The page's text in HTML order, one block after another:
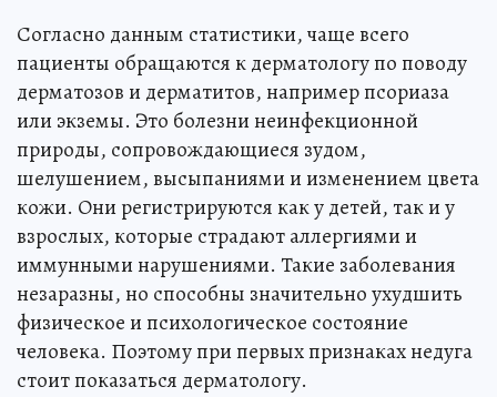
Согласно данным статистики, чаще всего
пациенты обращаются к дерматологу по поводу
дерматозов и дерматитов, например псориаза
или экземы. Это болезни неинфекционной
природы, сопровождающиеся зудом,
шелушением, высыпаниями и изменением цвета
кожи. Они регистрируются как у детей, так и у
взрослых, которые страдают аллергиями и
иммунными нарушениями. Такие заболевания
незаразны, но способны значительно ухудшить
физическое и психологическое состояние
человека. Поэтому при первых признаках недуга
стоит показаться дерматологу.